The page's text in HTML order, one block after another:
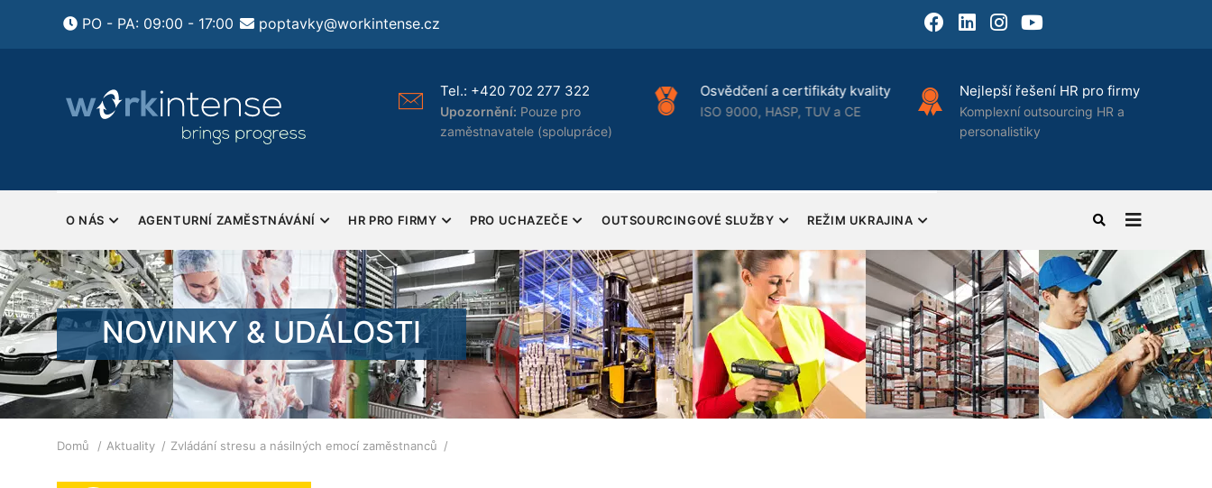
PO - PA: 09:00 - 17:00 poptavky@workintense.cz FacebookLinkedInInstagram
HR a
Pondělí - Pátek
Sobota a Neděle - Zavřeno
Tel.: +420 702 277 322
Upozornění: Pouze pro
zaměstnavatele (spolupráce)
Osvědčení a certifikáty kvality
ISO 9000, HASP, TUV a CE
Nejlepší řešení HR pro firmy
Komplexní outsourcing HR a
personalistiky
NAVIGATION
O NÁS AGENTURNÍ ZAMĚSTNÁVÁNÍ HR PRO FIRMY PRO UCHAZEČE OUTSOURCINGOVÉ SLUŽBY REŽIM UKRAJINA
NOVINKY & UDÁLOSTI
Drobečková
Domů Aktuality Zvládání stresu a násilných emocí zaměstnanců